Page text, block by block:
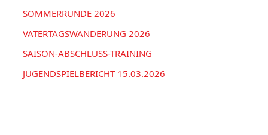
SOMMERRUNDE 2026
VATERTAGSWANDERUNG 2026
SAISON-ABSCHLUSS-TRAINING
JUGENDSPIELBERICHT 15.03.2026